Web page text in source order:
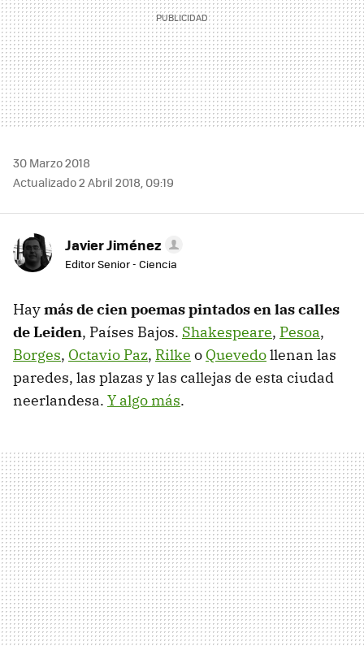
30 Marzo 2018
Actualizado 2 Abril 2018, 09:19
Javier Jiménez
Editor Senior - Ciencia
Haymás de cien poemas pintados en las calles
de Leiden, Países Bajos. Shakespeare, Pesoa,
Borges, Octavio Paz, Rilke o Quevedollenan las
paredes, las plazas y las callejas de esta ciudad
neerlandesa. Y algo más.